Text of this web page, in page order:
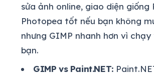
sửa ảnh online, giao diện giống
Photopea tốt nếu bạn không
nhưng GIMP nhanh hơn vì
bạn.
GIMP vs Paint.NET: